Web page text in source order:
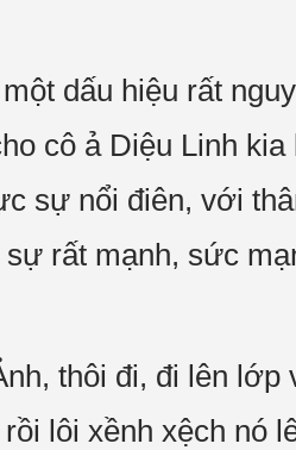
dấu hiệu rất
cô ả Diệu Linh kia
sự nổi điên, với
rất mạnh, sức
thôi đi, đi lên lớp
lôi xềnh xệch nó